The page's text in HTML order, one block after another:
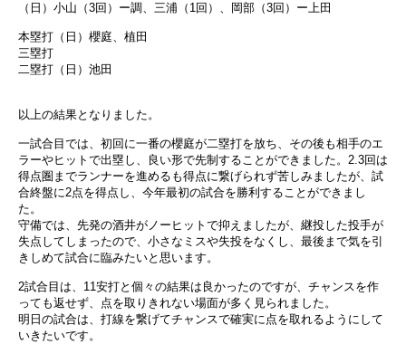
（日）小山（3回）ー調、三浦（1回）、岡部（3回）ー上田
本塁打（日）櫻庭、植田
三塁打
二塁打（日）池田
以上の結果となりました。
一試合目では、初回に一番の櫻庭が二塁打を放ち、その後も相手のエ
ラーやヒットで出塁し、良い形で先制することができました。2.3回は
得点圏までランナーを進めるも得点に繋げられず苦しみましたが、試
合終盤に2点を得点し、今年最初の試合を勝利することができまし
た。
守備では、先発の酒井がノーヒットで抑えましたが、継投した投手が
失点してしまったので、小さなミスや失投をなくし、最後まで気を引
きしめて試合に臨みたいと思います。
2試合目は、11安打と個々の結果は良かったのですが、チャンスを作
っても返せず、点を取りきれない場面が多く見られました。
明日の試合は、打線を繋げてチャンスで確実に点を取れるようにして
いきたいです。